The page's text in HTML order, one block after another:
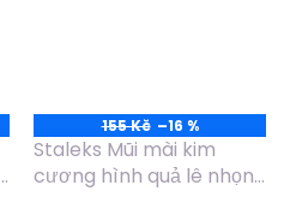
155 Kč –16 %
Staleks Mũi mài kim
cương hình quả lê nhọn